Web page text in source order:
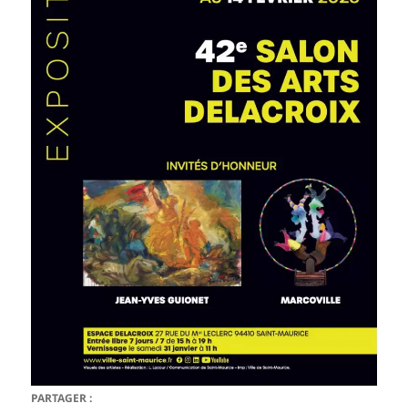
PARTAGER :